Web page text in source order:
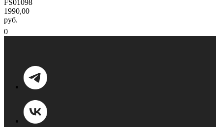
FS01098
1990,00
руб.
0